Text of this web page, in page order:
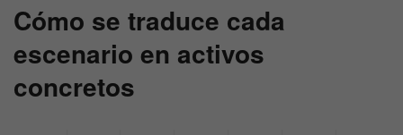
Cómo se traduce cada
escenario en activos
concretos